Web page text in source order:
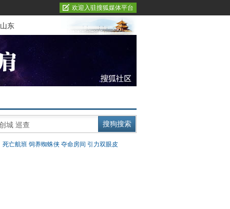
欢迎入驻搜狐媒体平台
山东
死亡航班 饲养蜘蛛侠 夺命房间 引力双眼皮